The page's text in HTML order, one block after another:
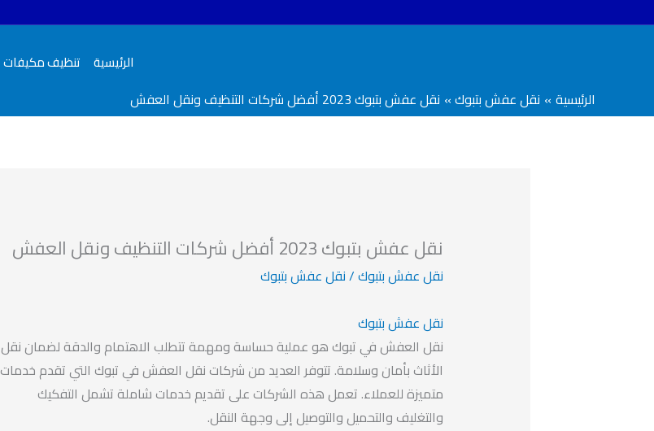
الرئيسية تنظيف مكيفات
الرئيسية نقل عفش بتبوك نقل عفش بتبوك 2023 أفضل شركات التنظيف ونقل العفش
نقل عفش بتبوك 2023 أفضل شركات التنظيف ونقل العفش
نقل عفش بتبوك/نقل عفش بتبوك
نقل عفش بتبوك
نقل العفش في تبوك هو عملية حساسة ومهمة تتطلب الاهتمام والدقة لضمان نقل
الأثاث بأمان وسلامة. تتوفر العديد من شركات نقل العفش في تبوك التي تقدم خدمات
متميزة للعملاء. تعمل هذه الشركات على تقديم خدمات شاملة تشمل التفكيك
والتغليف والتحميل والتوصيل إلى وجهة النقل.